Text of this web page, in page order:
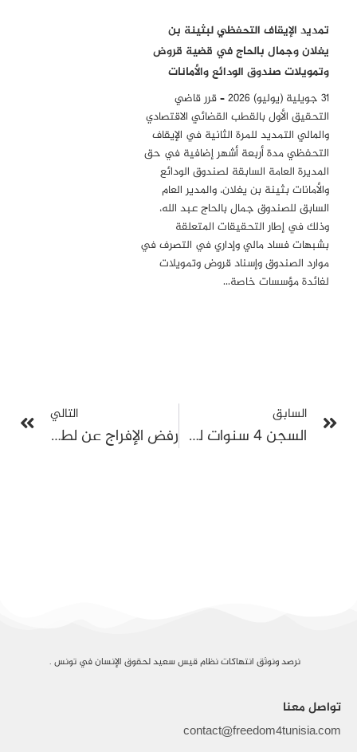
تمديد الإيقاف التحفظي لبثينة بن
يغلان وجمال بالحاج في قضية قروض
وتمويلات صندوق الودائع والأمانات
31 جويلية (يوليو) 2026 – قرر قاضي
التحقيق الأول بالقطب القضائي الاقتصادي
والمالي التمديد للمرة الثانية في الإيقاف
التحفظي مدة أربعة أشهر إضافية في حق
المديرة العامة السابقة لصندوق الودائع
والأمانات بثينة بن يغلان، والمدير العام
السابق للصندوق جمال بالحاج عبد الله،
وذلك في إطار التحقيقات المتعلقة
بشبهات فساد مالي وإداري في التصرف في
موارد الصندوق وإسناد قروض وتمويلات
لفائدة مؤسسات خاصة…
السابق
السجن 4 سنوات لسيف الدين مخلوف بتهمة التآمر على أمن الدولة في قضية رفعتها ضده نقابة أمنية
التالي
رفض الإفراج عن لطفي المرايحي وتأجيل محاكمته في قضية مالية إلى شهر أفريل المقبل
نرصد ونوثق انتهاكات نظام قيس سعيد لحقوق الإنسان في تونس .
تواصل معنا
contact@freedom4tunisia.com